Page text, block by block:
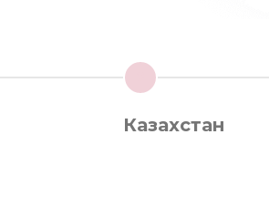
Казахстан